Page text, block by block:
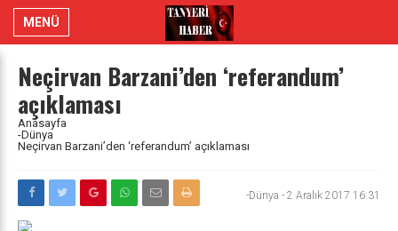
MENÜ
Neçirvan Barzani’den ‘referandum’
açıklaması
Anasayfa
-Dünya
Neçirvan Barzani’den ‘referandum’ açıklaması
-Dünya - 2 Aralık 2017 16:31